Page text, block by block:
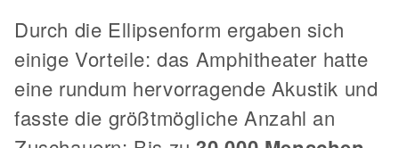
Durch die Ellipsenform ergaben sich
einige Vorteile: das Amphitheater hatte
eine rundum hervorragende Akustik und
fasste die größtmögliche Anzahl an